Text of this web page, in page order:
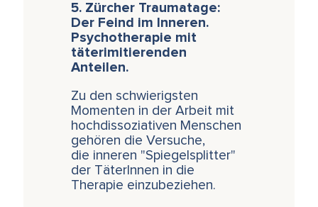
5. Zürcher Traumatage:
Der Feind im Inneren.
Psychotherapie mit
täterimitierenden
Anteilen.
Zu den schwierigsten
Momenten in der Arbeit mit
hochdissoziativen Menschen
gehören die Versuche,
die inneren "Spiegelsplitter"
der TäterInnen in die
Therapie einzubeziehen.